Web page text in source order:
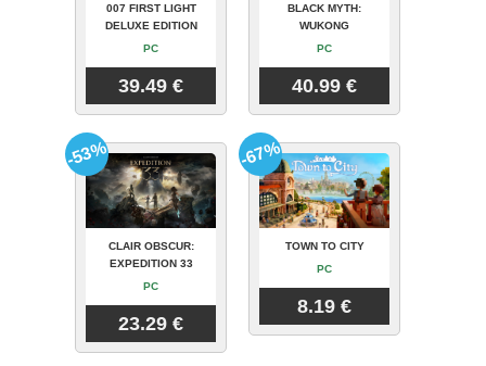
007 FIRST LIGHT
DELUXE EDITION
PC
39.49 €
BLACK MYTH:
WUKONG
PC
40.99 €
CLAIR OBSCUR:
EXPEDITION 33
PC
23.29 €
-53%
TOWN TO CITY
PC
8.19 €
-67%